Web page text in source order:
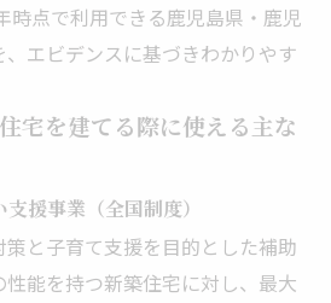
時点で利用できる鹿児島県・鹿児
エビデンスに基づきわかりやす
宅を建てる際に使える主な
援事業（全国制度）
と子育て支援を目的とした補助
能を持つ新築住宅に対し、最大